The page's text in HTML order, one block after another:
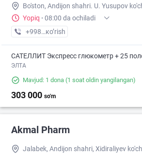
Bo'ston, Andijon shahri. U. Yusupov
Yopiq · 08:00 da ochiladi
+998 (90) XXX-XX-XX
кo’rish
САТЕЛЛИТ Экспресс глюкометр + 25
ЭЛТА
Mavjud: 1 dona (1 soat oldin yangilangan)
303 000 so'm
Akmal Pharm
Jalabek, Andijon shahri, Xidiraliyev